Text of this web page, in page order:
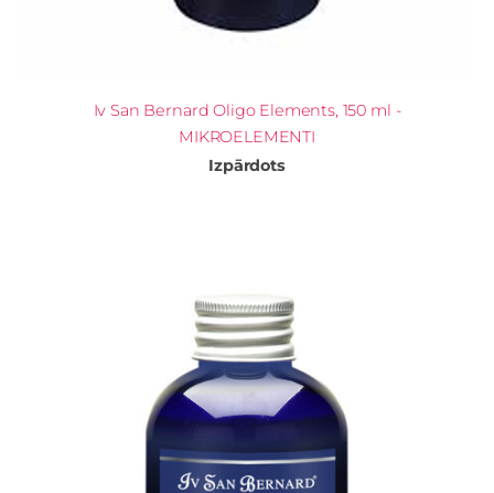
Iv San Bernard Oligo Elements, 150 ml -
MIKROELEMENTI
Izpārdots